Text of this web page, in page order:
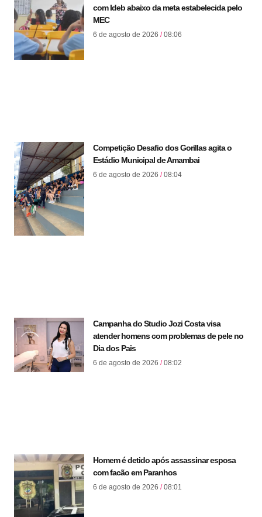
com Ideb abaixo da meta estabelecida pelo
MEC
6 de agosto de 2026 08:06
Competição Desafio dos Gorillas agita o
Estádio Municipal de Amambai
6 de agosto de 2026 08:04
Campanha do Studio Jozi Costa visa
atender homens com problemas de pele no
Dia dos Pais
6 de agosto de 2026 08:02
Homem é detido após assassinar esposa
com facão em Paranhos
6 de agosto de 2026 08:01